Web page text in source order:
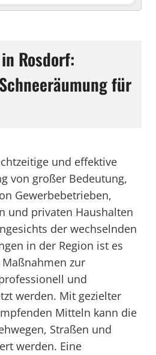
Rosdorf:
für
und effektive
von großer Bedeutung,
Gewerbebetrieben,
und privaten Haushalten
der wechselnden
in der Region ist es
zur
und
werden. Mit gezielter
Mitteln kann die
Straßen und
werden. Eine